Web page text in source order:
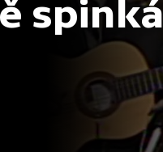
spinká